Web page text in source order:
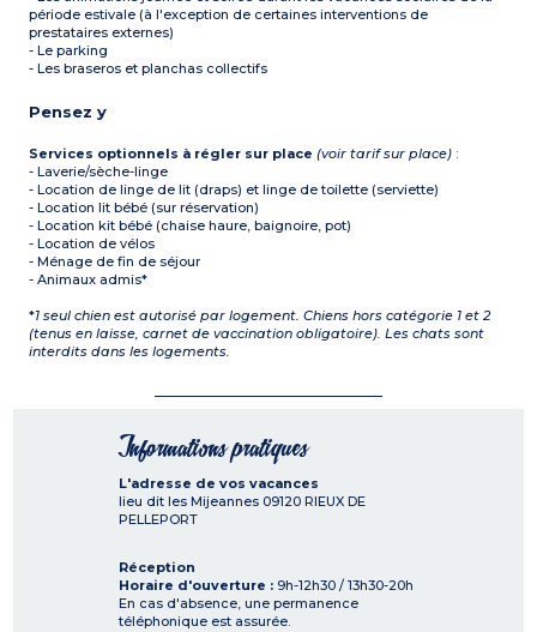
période estivale (à l'exception de certaines interventions de
prestataires externes)
- Le parking
- Les braseros et planchas collectifs
Pensez y
Services optionnels à régler sur place (voir tarif sur place) :
- Laverie/sèche-linge
- Location de linge de lit (draps) et linge de toilette (serviette)
- Location lit bébé (sur réservation)
- Location kit bébé (chaise haure, baignoire, pot)
- Location de vélos
- Ménage de fin de séjour
- Animaux admis*
*1 seul chien est autorisé par logement. Chiens hors catégorie 1 et 2
(tenus en laisse, carnet de vaccination obligatoire). Les chats sont
interdits dans les logements.
Informations pratiques
L'adresse de vos vacances
lieu dit les Mijeannes 09120 RIEUX DE
PELLEPORT
Réception
Horaire d'ouverture : 9h-12h30 / 13h30-20h
En cas d'absence, une permanence
téléphonique est assurée.